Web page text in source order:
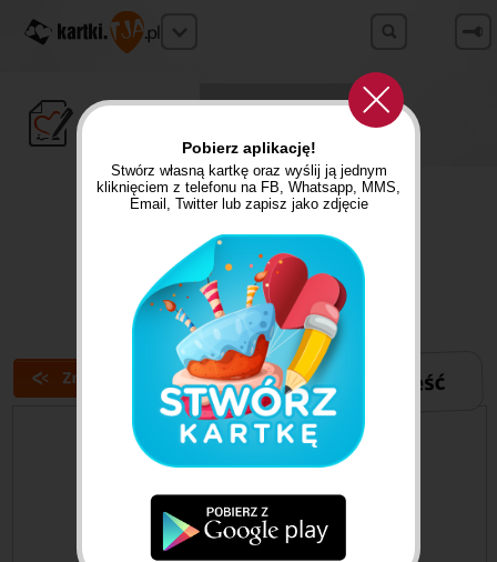
Pobierz aplikację!
Stwórz własną kartkę oraz wyślij ją jednym
kliknięciem z telefonu na FB, Whatsapp, MMS,
Email, Twitter lub zapisz jako zdjęcie
STWÓRZ ZNAJDŹ
REKLAMA